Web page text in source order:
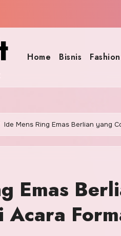
Home Bisnis Fashion
Ide Mens Ring Emas Berlian yang
Emas
Acara